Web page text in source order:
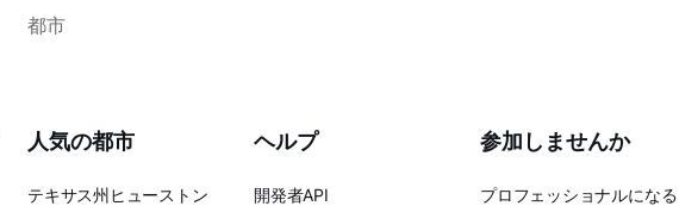
都市
人気の都市
テキサス州ヒューストン
ヘルプ
開発者API
参加しませんか
プロフェッショナルになる